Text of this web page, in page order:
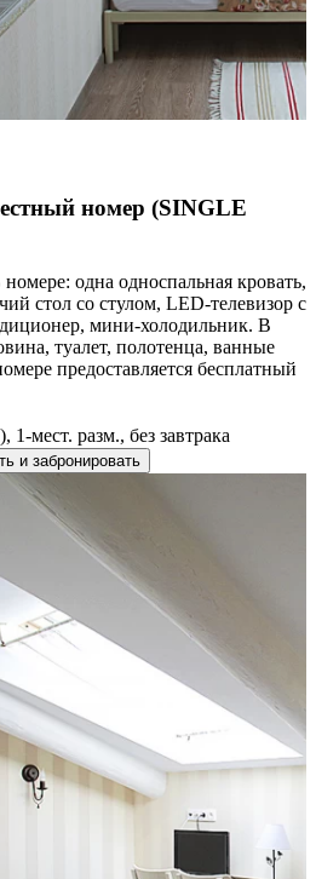
номер (SINGLE
одна односпальная кровать,
стол со стулом, LED-телевизор с
мини-холодильник. В
туалет, полотенца, ванные
предоставляется бесплатный
мест. разм., без завтрака
и забронировать